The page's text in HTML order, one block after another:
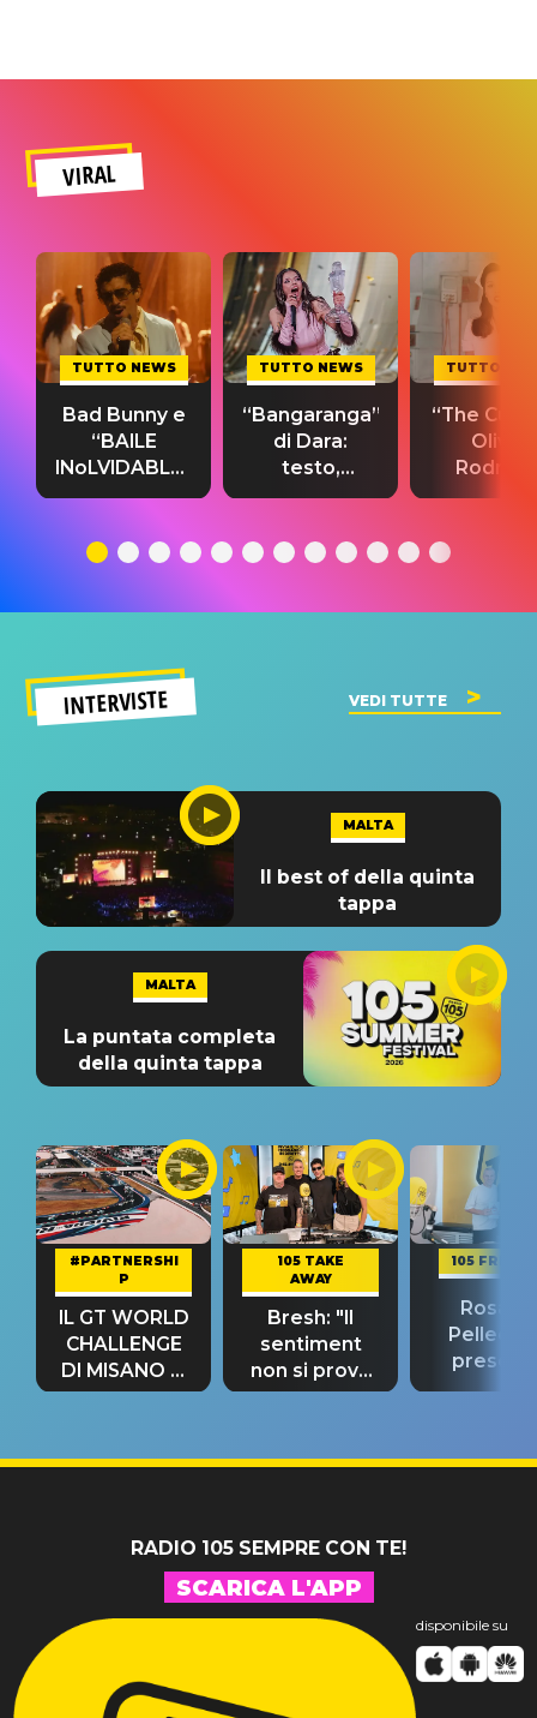
VIRAL
TUTTO NEWS
Bad Bunny e
“BAILE
INoLVIDABLE”:
testo,
significato
TUTTO NEWS
“Bangaranga”
di Dara:
testo,
traduzione e
del singolo
TUTTO
“The
Olivia
testo,
INTERVISTE VEDI TUTTE
MALTA
Il best of della quinta
tappa
MALTA
La puntata completa
della quinta tappa
#PARTNERSHI
P
IL GT WORLD
CHALLENGE
DI MISANO si
riconferma
105 TAKE
AWAY
Bresh: "Il
sentiment
non si prova
fino alla notte
105
Rosario
“Così
RADIO 105 SEMPRE CON TE!
SCARICA L'APP
disponibile su